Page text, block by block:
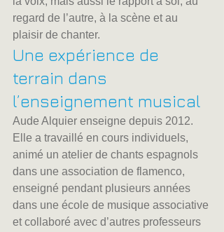
regard de l’autre, à la scène et au
plaisir de chanter.
Une expérience de
terrain dans
l’enseignement musical
Aude Alquier enseigne depuis 2012.
Elle a travaillé en cours individuels,
animé un atelier de chants espagnols
dans une association de flamenco,
enseigné pendant plusieurs années
dans une école de musique associative
et collaboré avec d’autres professeurs